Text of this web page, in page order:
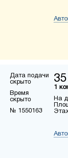
Дата подачи
скрыто
Время
скрыто
№ 1550163
1
На